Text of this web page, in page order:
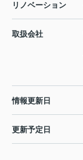
リノベーション
取扱会社
情報更新日
更新予定日